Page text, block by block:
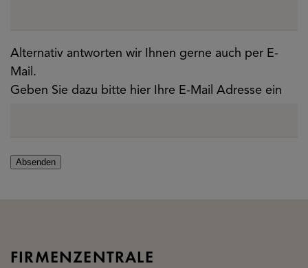
Alternativ antworten wir Ihnen gerne auch per E-
Mail.
Geben Sie dazu bitte hier Ihre E-Mail Adresse ein
Absenden
FIRMENZENTRALE